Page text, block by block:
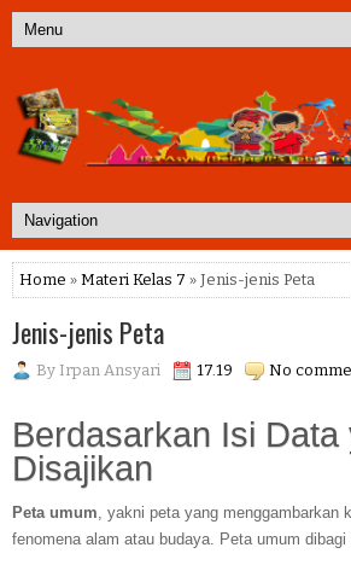
Home » Materi Kelas 7 » Jenis-jenis Peta
Jenis-jenis Peta
By Irpan Ansyari 17.19 No
Berdasarkan Isi Data
Disajikan
Peta umum , yakni peta yang menggambarkan
fenomena alam atau budaya. Peta umum